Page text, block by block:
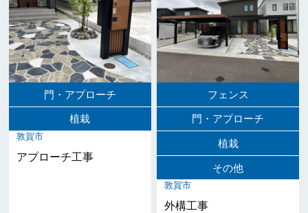
門・アプローチ
植栽
敦賀市
アプローチ工事
フェンス
門・アプローチ
植栽
その他
敦賀市
外構工事